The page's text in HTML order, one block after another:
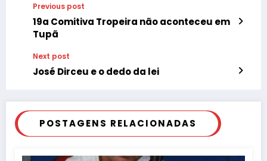
Previous post
19a Comitiva Tropeira não aconteceu em
Tupã
Next post
José Dirceu e o dedo da lei
POSTAGENS RELACIONADAS